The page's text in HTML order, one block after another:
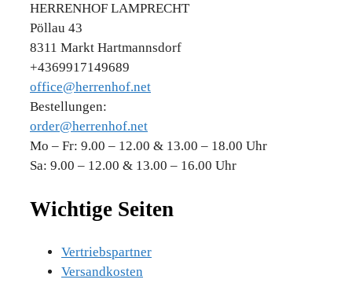
HERRENHOF LAMPRECHT
Pöllau 43
8311 Markt Hartmannsdorf
+4369917149689
office@herrenhof.net
Bestellungen:
order@herrenhof.net
Mo – Fr: 9.00 – 12.00 & 13.00 – 18.00 Uhr
Sa: 9.00 – 12.00 & 13.00 – 16.00 Uhr
Wichtige Seiten
Vertriebspartner
Versandkosten